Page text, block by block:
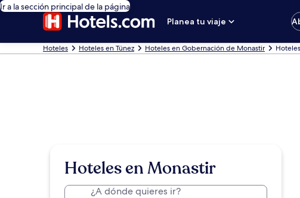
Ir a la sección principal de la página
Planea tu viaje
Hoteles Hoteles en Túnez Hoteles en Gobernación de Monastir
Hoteles en Monastir
¿A dónde quieres ir?